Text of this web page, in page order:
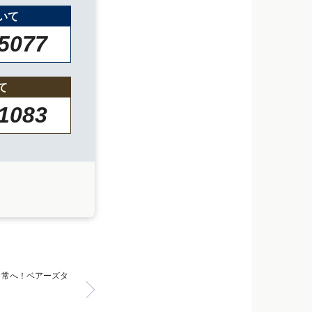
て
へ！ベアーズタ